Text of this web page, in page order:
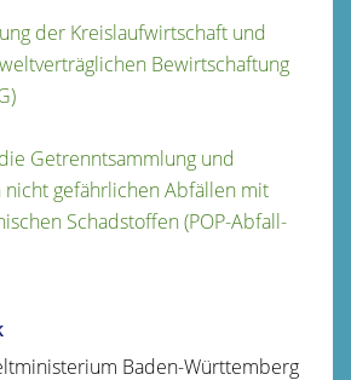
der Kreislaufwirtschaft und
Bewirtschaftung
Getrenntsammlung und
nicht gefährlichen Abfällen mit
Schadstoffen (POP-Abfall-
Baden-Württemberg